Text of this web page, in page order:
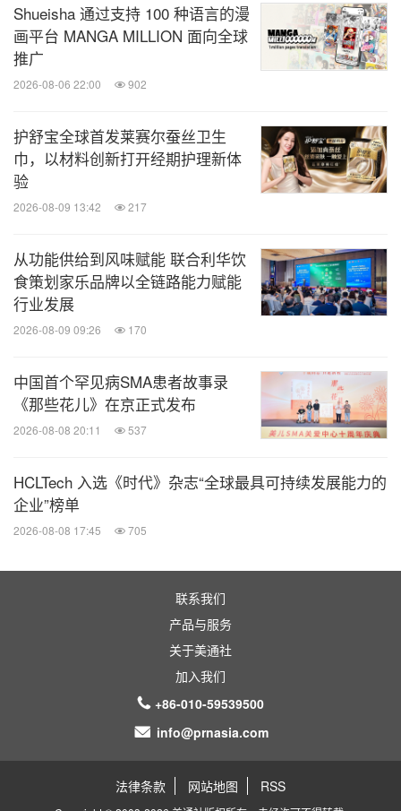
Shueisha 通过支持 100 种语言的漫
画平台 MANGA MILLION 面向全球
推广
2026-08-06 22:00 902
护舒宝全球首发莱赛尔蚕丝卫生
巾，以材料创新打开经期护理新体
验
2026-08-09 13:42 217
从功能供给到风味赋能 联合利华饮
食策划家乐品牌以全链路能力赋能
行业发展
2026-08-09 09:26 170
中国首个罕见病SMA患者故事录
《那些花儿》在京正式发布
2026-08-08 20:11 537
HCLTech 入选《时代》杂志“全球最具可持续发展能力的
企业”榜单
2026-08-08 17:45 705
联系我们
产品与服务
关于美通社
加入我们
+86-010-59539500
info@prnasia.com
法律条款 网站地图 RSS